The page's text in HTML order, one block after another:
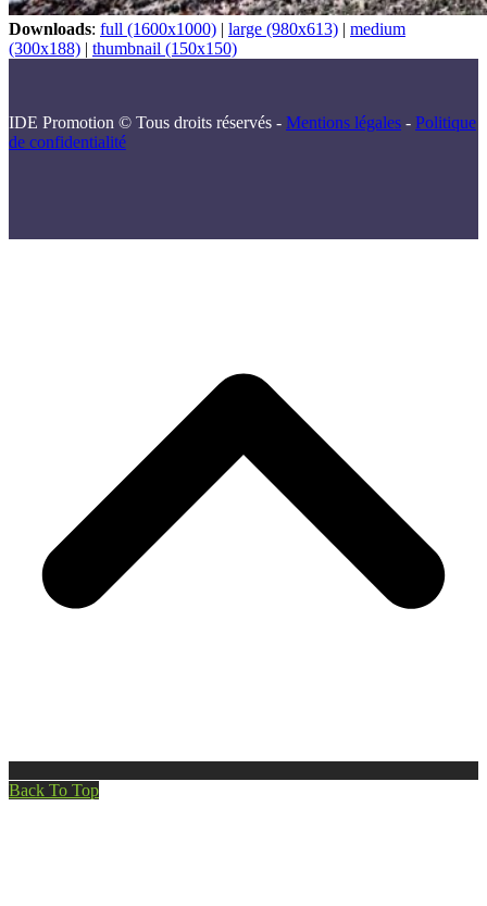
Downloads: full (1600x1000) | large (980x613) | medium
(300x188) | thumbnail (150x150)
IDE Promotion © Tous droits réservés - Mentions légales - Politique
de confidentialité
Back To Top